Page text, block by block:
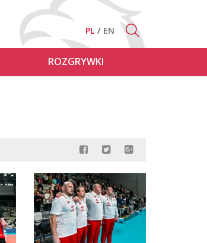
PL EN
ROZGRYWKI